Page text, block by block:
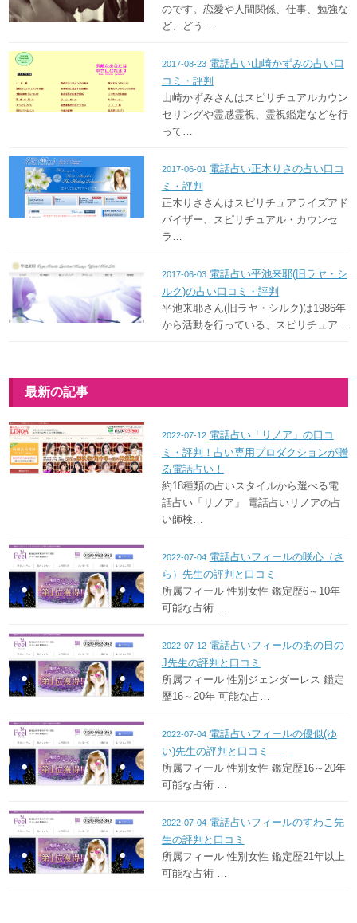
のです。恋愛や人間関係、仕事、勉強な
ど、どう…
2017-08-23 電話占い山崎かずみの占い口
コミ・評判
山崎かずみさんはスピリチュアルカウン
セリングや霊感霊視、霊視鑑定などを行
って…
2017-06-01 電話占い正木りさの占い口コ
ミ・評判
正木りささんはスピリチュアライズアド
バイザー、スピリチュアル・カウンセ
ラ…
2017-06-03 電話占い平池来耶(旧ラヤ・シ
ルク)の占い口コミ・評判
平池来耶さん(旧ラヤ・シルク)は1986年
から活動を行っている、スピリチュア…
最新の記事
2022-07-12 電話占い「リノア」の口コ
ミ・評判！占い専用プロダクションが贈
る電話占い！
約18種類の占いスタイルから選べる電
話占い「リノア」 電話占いリノアの占
い師検…
2022-07-04 電話占いフィールの咲心（さ
ら）先生の評判と口コミ
所属フィール 性別女性 鑑定歴6～10年
可能な占術 …
2022-07-12 電話占いフィールのあの日の
J先生の評判と口コミ
所属フィール 性別ジェンダーレス 鑑定
歴16～20年 可能な占…
2022-07-04 電話占いフィールの優似(ゆ
い)先生の評判と口コミ
所属フィール 性別女性 鑑定歴16～20年
可能な占術 …
2022-07-04 電話占いフィールのすわこ先
生の評判と口コミ
所属フィール 性別女性 鑑定歴21年以上
可能な占術 …